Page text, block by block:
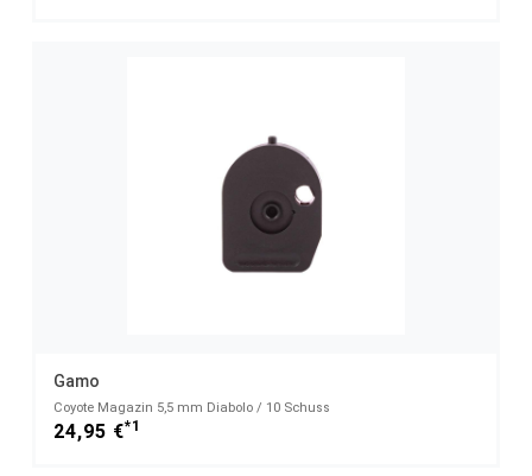
Gamo
Coyote Magazin 5,5 mm Diabolo / 10 Schuss
24,95 €*1